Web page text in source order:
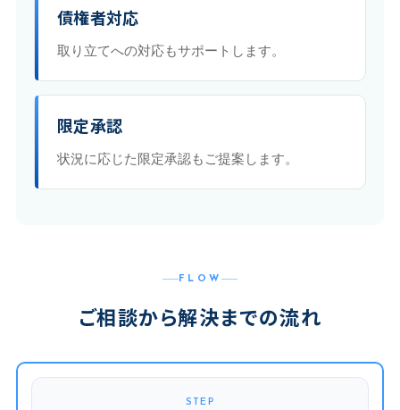
債権者対応
取り立てへの対応もサポートします。
限定承認
状況に応じた限定承認もご提案します。
FLOW
ご相談から解決までの流れ
STEP